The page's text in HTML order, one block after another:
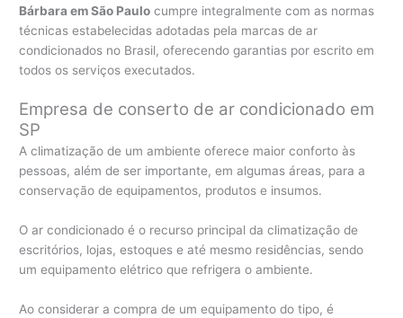
Bárbara em São Paulo cumpre integralmente com as normas
técnicas estabelecidas adotadas pela marcas de ar
condicionados no Brasil, oferecendo garantias por escrito em
todos os serviços executados.
Empresa de conserto de ar condicionado em
SP
A climatização de um ambiente oferece maior conforto às
pessoas, além de ser importante, em algumas áreas, para a
conservação de equipamentos, produtos e insumos.
O ar condicionado é o recurso principal da climatização de
escritórios, lojas, estoques e até mesmo residências, sendo
um equipamento elétrico que refrigera o ambiente.
Ao considerar a compra de um equipamento do tipo, é